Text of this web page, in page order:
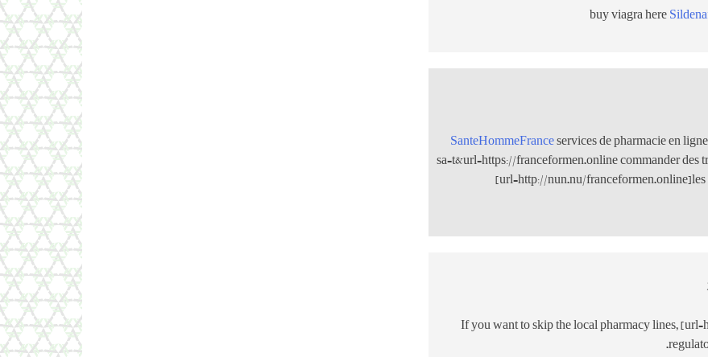
buy viagra here
SanteHommeFranceservices de pharmacie en
sa=t&url=https://franceformen.online commander
[url=http://nun.nu/
If you want to skip the local pharmacy lines,